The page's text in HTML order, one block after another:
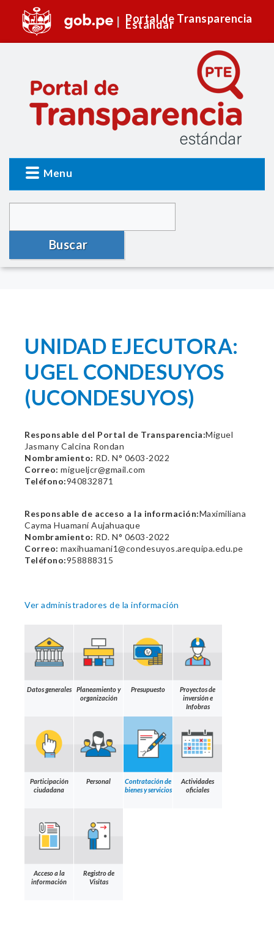
Portal de Transparencia
Estándar
Menu
Buscar
UNIDAD EJECUTORA:
UGEL CONDESUYOS
(UCONDESUYOS)
Responsable del Portal de Transparencia:Miguel
Jasmany Calcina Rondan
Nombramiento: RD. N° 0603-2022
Correo: migueljcr@gmail.com
Teléfono:940832871
Responsable de acceso a la información:Maximiliana
Cayma Huamaní Aujahuaque
Nombramiento: RD. N° 0603-2022
Correo: maxihuamani1@condesuyos.arequipa.edu.pe
Teléfono:958888315
Ver administradores de la información
Datos generales
Planeamiento y
organización
Presupuesto
Proyectos de
inversión e
Infobras
Participación
ciudadana
Personal
Contratación de
bienes y servicios
Actividades
oficiales
Acceso a la
información
Registro de
Visitas